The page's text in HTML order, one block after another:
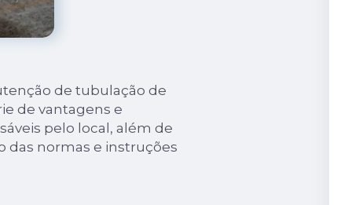
de tubulação de
de vantagens e
pelo local, além de
das normas e instruções